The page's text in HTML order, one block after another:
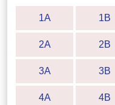
1A 1B
2A 2B
3A 3B
4A 4B